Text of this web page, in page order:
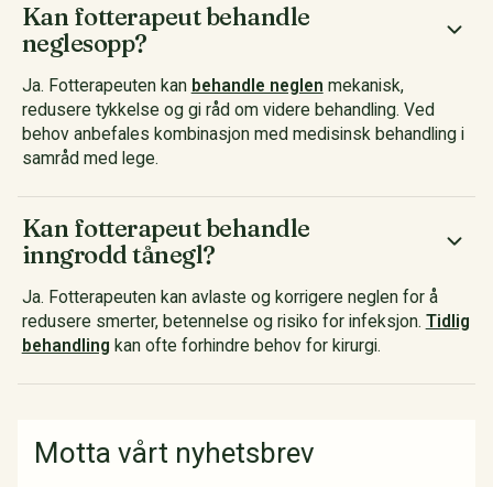
Kan fotterapeut behandle
neglesopp?
Ja. Fotterapeuten kan behandle neglen mekanisk,
redusere tykkelse og gi råd om videre behandling. Ved
behov anbefales kombinasjon med medisinsk behandling i
samråd med lege.
Kan fotterapeut behandle
inngrodd tånegl?
Ja. Fotterapeuten kan avlaste og korrigere neglen for å
redusere smerter, betennelse og risiko for infeksjon. Tidlig
behandling kan ofte forhindre behov for kirurgi.
Motta vårt nyhetsbrev